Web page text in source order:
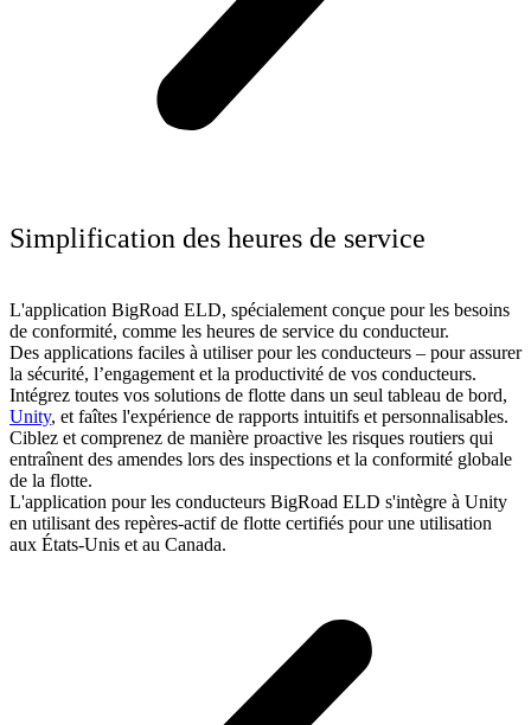
Simplification des heures de service
L'application BigRoad ELD, spécialement conçue pour les besoins
de conformité, comme les heures de service du conducteur.
Des applications faciles à utiliser pour les conducteurs – pour assurer
la sécurité, l’engagement et la productivité de vos conducteurs.
Intégrez toutes vos solutions de flotte dans un seul tableau de bord,
Unity, et faîtes l'expérience de rapports intuitifs et personnalisables.
Ciblez et comprenez de manière proactive les risques routiers qui
entraînent des amendes lors des inspections et la conformité globale
de la flotte.
L'application pour les conducteurs BigRoad ELD s'intègre à Unity
en utilisant des repères-actif de flotte certifiés pour une utilisation
aux États-Unis et au Canada.